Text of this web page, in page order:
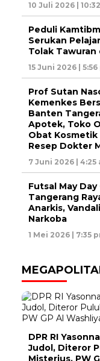
10 Juli 2026 |
Peduli
Serukan
Tolak Tawuran
15 Juni 2026 |
Prof Sutan
Kemenkes
Banten
Apotek, Toko
Obat Kosmetik
Resep Dokter
7 Juni 2026 | 4:25
Futsal May
Tangerang
Anarkis,
Narkoba
1 Mei 2026 | 7:35
DPR RI
Judol, Diteror
Misterius, PW